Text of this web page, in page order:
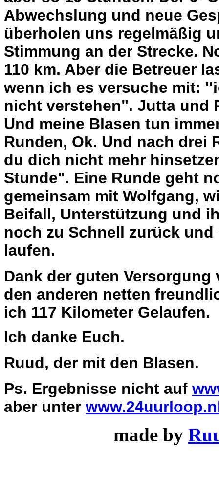
Abwechslung und neue
überholen uns regelmäßig
Stimmung an der Strecke.
110 km. Aber die Betreuer
wenn ich es versuche mit:
nicht verstehen". Jutta und
Und meine Blasen tun
Runden, Ok. Und nach drei
du dich nicht mehr
Stunde". Eine Runde geht
gemeinsam mit Wolfgang,
Beifall, Unterstützung und
noch zu Schnell zurück
laufen.
Dank der guten
den anderen netten
ich 117 Kilometer Gelaufen.
Ich danke Euch.
Ruud, der mit den Blasen.
Ps. Ergebnisse nicht auf
aber unter
made by